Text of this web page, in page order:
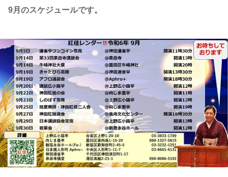
9月のスケジュールです。